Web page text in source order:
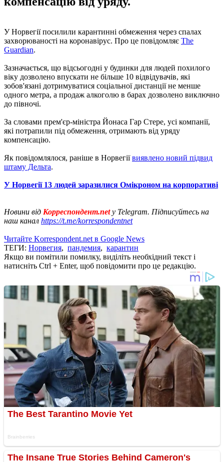
У Норвегії посилили карантинні обмеження через спалах
захворюваності на коронавірус. Про це повідомляє The
Guardian.
Зазначається, що відсьогодні у будинки для людей похилого
віку дозволено впускати не більше 10 відвідувачів, які
зобов'язані дотримуватися соціальної дистанції не менше
одного метра, а продаж алкоголю в барах дозволено виключно
до півночі.
За словами прем'єр-міністра Йонаса Гар Стере, усі компанії,
які потрапили під обмеження, отримають від уряду
компенсацію.
Як повідомлялося, раніше в Норвегіївиявлено новий підвид
штаму Дельта.
У Норвегії 13 людей заразилися Омікроном на корпоративі
Новини від Корреспондент.netу Telegram. Підписуйтесь на
наш канал https://t.me/korrespondentnet
Читайте Korrespondent.net в Google News
ТЕГИ: Норвегия, пандемия, карантин
Якщо ви помітили помилку, виділіть необхідний текст і
натисніть Ctrl + Enter, щоб повідомити про це редакцію.